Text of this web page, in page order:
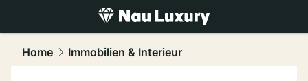
luxury.NAU.ch
Home Immobilien & Interieur